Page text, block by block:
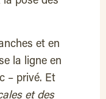
et en
la ligne en
– privé. Et
et des